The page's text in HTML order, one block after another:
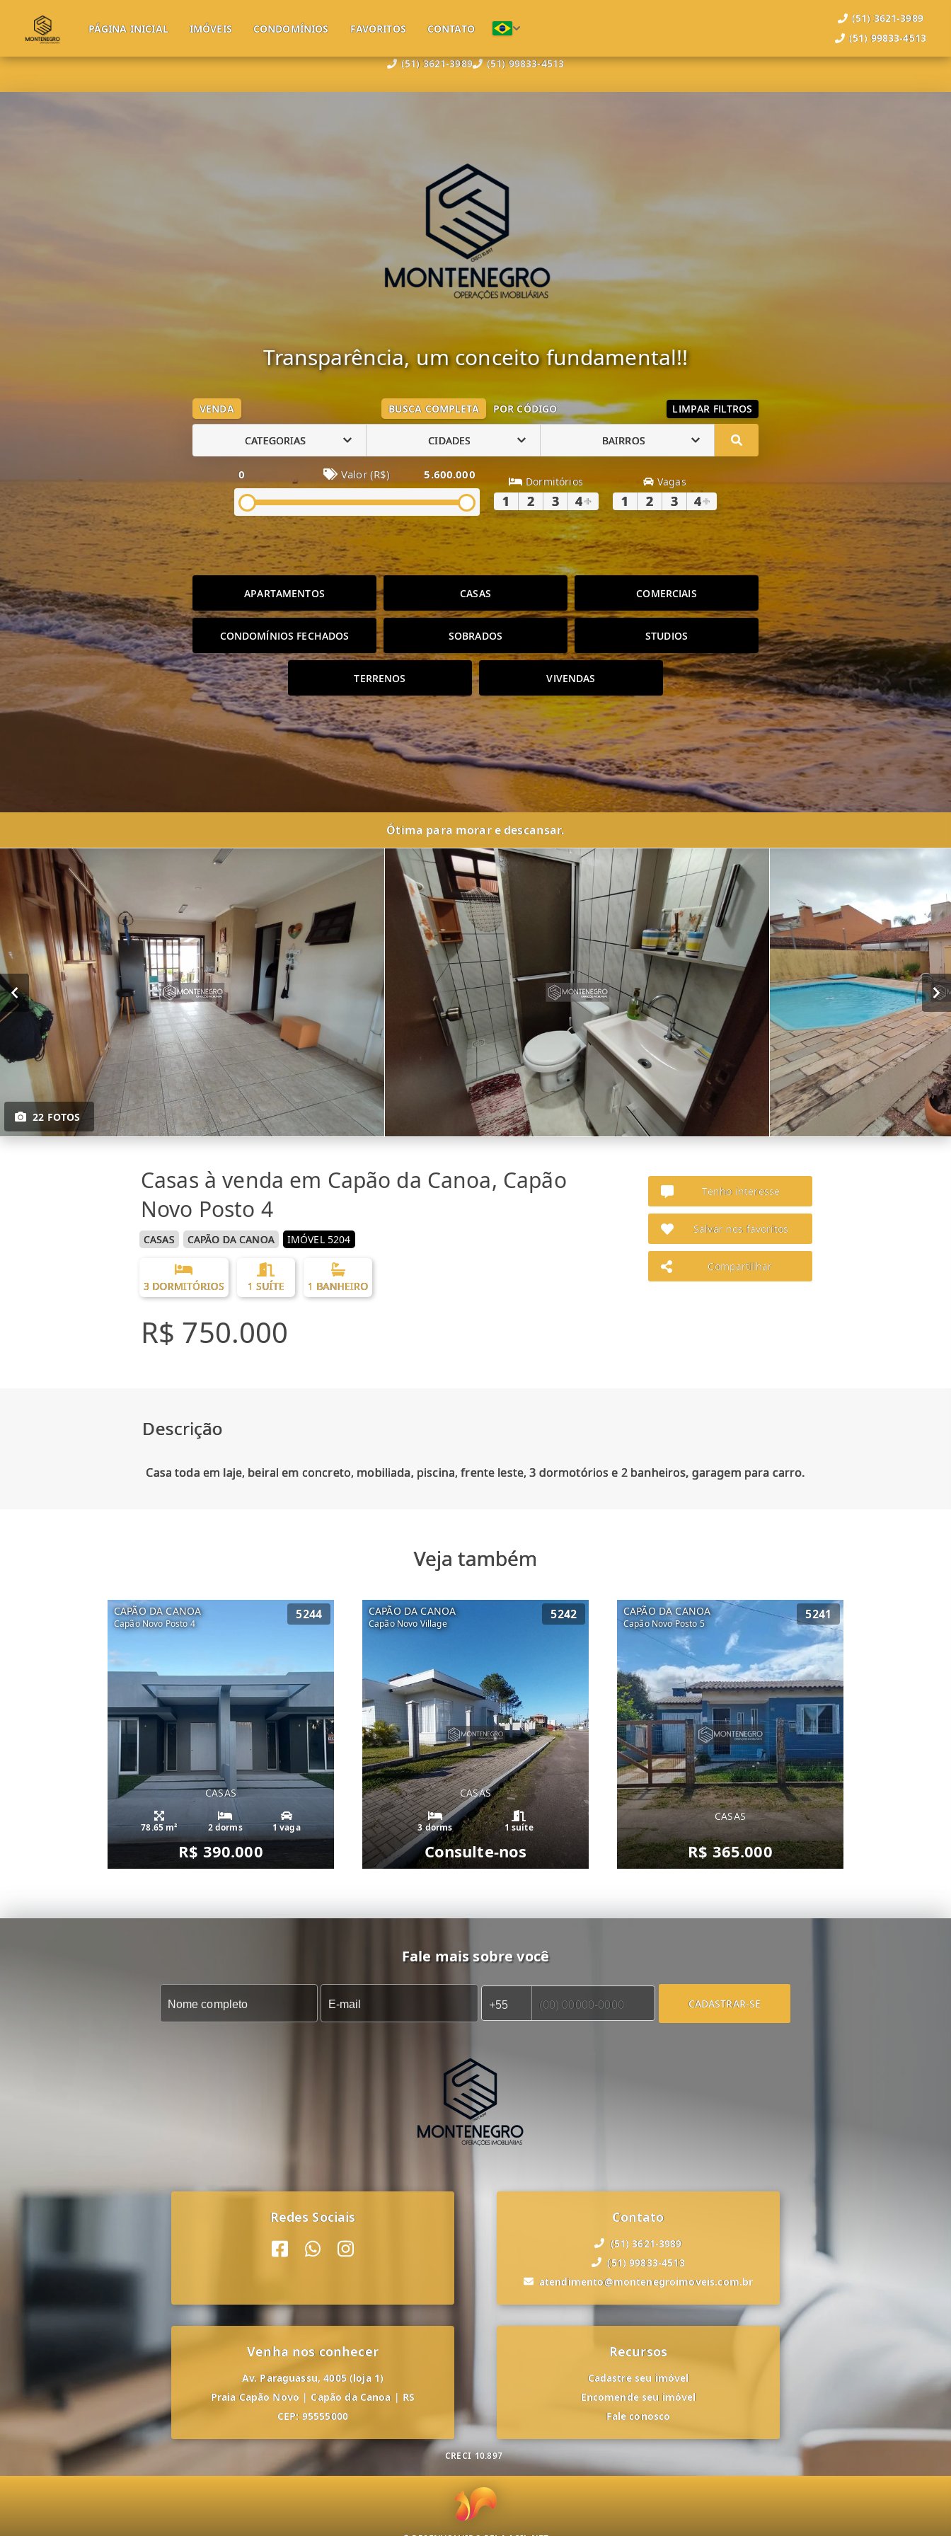
(51) 3621-3989 (51) 99833-4513
PÁGINA INICIAL IMÓVEIS CONDOMÍNIOS FAVORITOS CONTATO
(51) 3621-3989
(51) 99833-4513
Transparência, um conceito fundamental!!
VENDA BUSCA COMPLETA POR CÓDIGO LIMPAR FILTROS
CATEGORIAS CIDADES BAIRROS
0 Valor (R$) 5.600.000 Dormitórios
1 2 3 4+
Vagas
1 2 3 4+
APARTAMENTOS CASAS COMERCIAIS
CONDOMÍNIOS FECHADOS SOBRADOS STUDIOS
TERRENOS VIVENDAS
Ótima para morar e descansar.
22 FOTOS
Casas à venda em Capão da Canoa, Capão
Novo Posto 4
CASAS CAPÃO DA CANOA IMÓVEL 5204
3 DORMITÓRIOS 1 SUÍTE 1 BANHEIRO
R$ 750.000
Tenho interesse
Salvar nos favoritos
Compartilhar
Descrição
Veja também
CAPÃO DA CANOA
Capão Novo Posto 4
5244
CASAS
78.65 m² 2 dorms 1 vaga
R$ 390.000
CAPÃO DA CANOA
Capão Novo Village
5242
CASAS
3 dorms 1 suíte
Consulte-nos
CAPÃO DA CANOA
Capão Novo Posto 5
5241
CASAS
R$ 365.000
Fale mais sobre você
CADASTRAR-SE
Redes Sociais Contato
(51) 3621-3989
(51) 99833-4513
atendimento@montenegroimoveis.com.br
Venha nos conhecer
Av. Paraguassu, 4005 (loja 1)
Praia Capão Novo | Capão da Canoa | RS
CEP: 95555000
Recursos
Cadastre seu imóvel
Encomende seu imóvel
Fale conosco
CRECI 10.897